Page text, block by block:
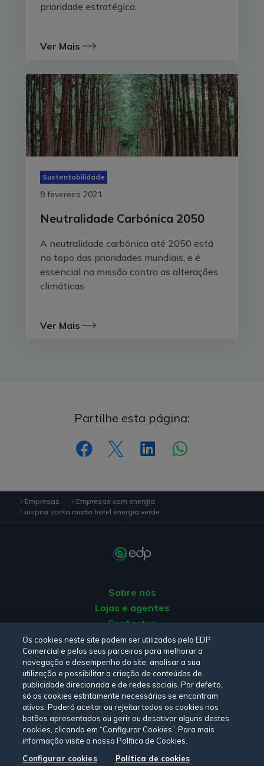
prioridade estratégica.
Ver Mais
Sustentabilidade
8 fevereiro 2021
Neutralidade Carbónica 2050
A neutralidade carbónica até 2050 está
no topo das prioridades mundiais, e é
essencial na missão contra as alterações
climáticas
Ver Mais
Partilhe esta página:
Empresas
Empresas com energia
inspira santa marta hotel energia verde
Sobre nós
Lojas e agentes
Contactos
Apoio ao Cliente
Origem da energia
Livro de Reclamações
Consulte a nossaPolítica de privacidade, Política de cookies
Termos e CondiçõeseDeclaração de Acessibilidade.
Os cookies neste site podem ser utilizados pela EDP
Comercial e pelos seus parceiros para melhorar a
navegação e desempenho do site, analisar a sua
utilização e possibilitar a criação de conteúdos de
publicidade direcionada e de redes sociais. Por defeito,
só os cookies estritamente necessários se encontram
ativos. Poderá aceitar ou rejeitar todos os cookies nos
botões apresentados ou gerir ou desativar alguns destes
cookies, clicando em “Configurar Cookies”. Para mais
informação visite a nossa Política de Cookies.
Configurar cookies
Política de cookies